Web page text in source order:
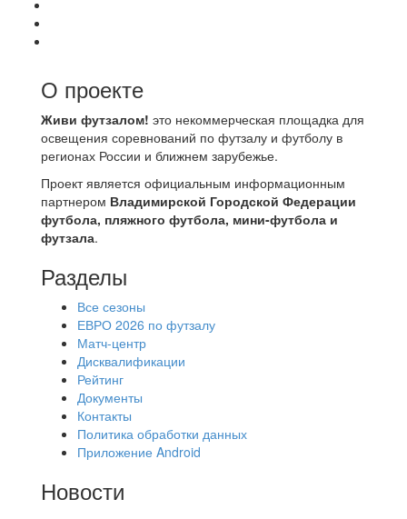
О проекте
Живи футзалом! это некоммерческая площадка для
освещения соревнований по футзалу и футболу в
регионах России и ближнем зарубежье.
Проект является официальным информационным
партнером Владимирской Городской Федерации
футбола, пляжного футбола, мини-футбола и
футзала.
Разделы
Все сезоны
ЕВРО 2026 по футзалу
Матч-центр
Дисквалификации
Рейтинг
Документы
Контакты
Политика обработки данных
Приложение Android
Новости